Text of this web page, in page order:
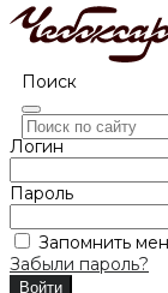
Поиск
Логин
Пароль
Запомнить
Забыли пароль?